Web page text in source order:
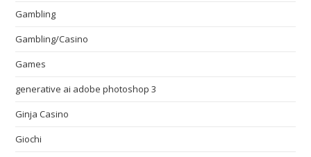
Gambling
Gambling/Casino
Games
generative ai adobe photoshop 3
Ginja Casino
Giochi